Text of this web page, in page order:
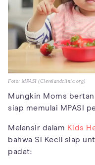
Foto: MPASI (Clevelandclinic.org)
Mungkin Moms
siap memulai MPASI
Melansir dalam Kids
bahwa Si Kecil siap
padat: